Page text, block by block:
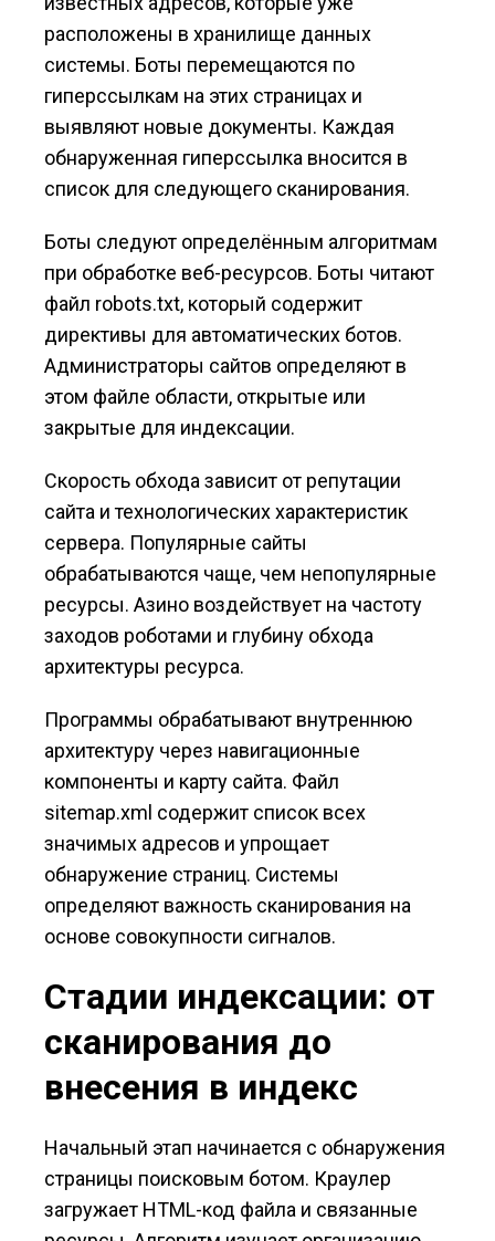
расположены в хранилище данных
системы. Боты перемещаются по
гиперссылкам на этих страницах и
выявляют новые документы. Каждая
обнаруженная гиперссылка вносится в
список для следующего сканирования.
Боты следуют определённым алгоритмам
при обработке веб-ресурсов. Боты читают
файл robots.txt, который содержит
директивы для автоматических ботов.
Администраторы сайтов определяют в
этом файле области, открытые или
закрытые для индексации.
Скорость обхода зависит от репутации
сайта и технологических характеристик
сервера. Популярные сайты
обрабатываются чаще, чем непопулярные
ресурсы. Азино воздействует на частоту
заходов роботами и глубину обхода
архитектуры ресурса.
Программы обрабатывают внутреннюю
архитектуру через навигационные
компоненты и карту сайта. Файл
sitemap.xml содержит список всех
значимых адресов и упрощает
обнаружение страниц. Системы
определяют важность сканирования на
основе совокупности сигналов.
Стадии индексации: от
сканирования до
внесения в индекс
Начальный этап начинается с обнаружения
страницы поисковым ботом. Краулер
загружает HTML-код файла и связанные